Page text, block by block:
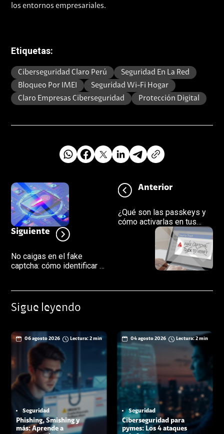
los entornos empresariales.
Etiquetas:
Ciberseguridad Claro Perú
Seguridad En La Red
Bloqueo Por IMEI
Seguridad Wi-Fi Hogar
Claro Empresas Ciberseguridad
Protección Digital
Anterior
¿Qué son las passkeys y
cómo activarlas en tus
cuentas digitales en lugar
de contraseñas?
Siguiente
No caigas en el fake
captcha: cómo identificar y
Sigue leyendo
06 agosto 2026 Lectura: 2 min
Seguridad
Phishing, Smishing y
más: Aprende a
04 agosto 2026 Lectura: 2 min
Seguridad
Ciberseguridad para
pymes: Los 4 ataques